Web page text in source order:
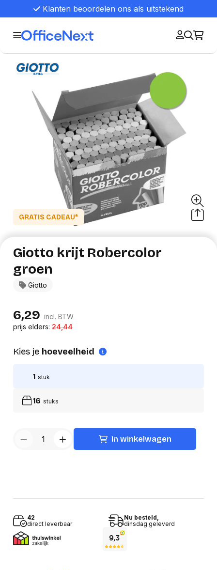
Klanten beoordelen ons als uitstekend
GRATIS CADEAU*
Giotto
Giotto krijt Robercolor
groen
6,29 incl. BTW
prijs elders:24,44
Kies je hoeveelheid
1 stuk
16 stuks
In winkelwagen
42
direct leverbaar
Nu besteld,
dinsdag geleverd